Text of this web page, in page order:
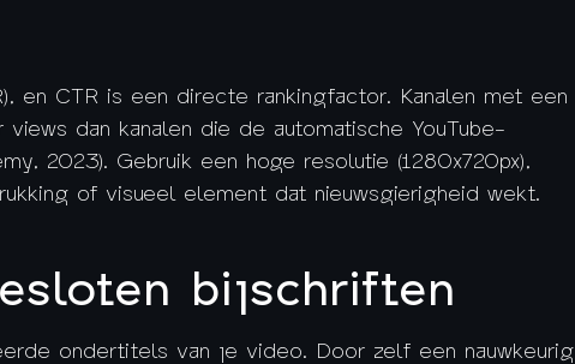
en CTR is een directe rankingfactor. Kanalen met een
dan kanalen die de automatische YouTube-
2023). Gebruik een hoge resolutie (1280x720px),
of visueel element dat nieuwsgierigheid wekt.
bijschriften
ondertitels van je video. Door zelf een nauwkeurig